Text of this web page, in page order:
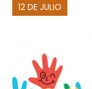
12 DE JULIO